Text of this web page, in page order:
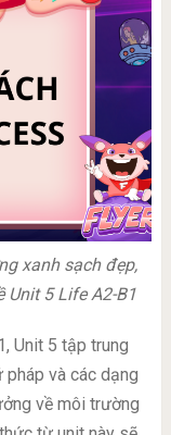
xanh sạch đẹp,
5 Life A2-B1
Unit 5 tập trung
và các dạng
về môi trường